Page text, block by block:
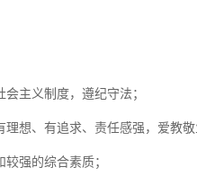
主义制度，遵纪守法；
、有追求、责任感强，爱教敬
强的综合素质；